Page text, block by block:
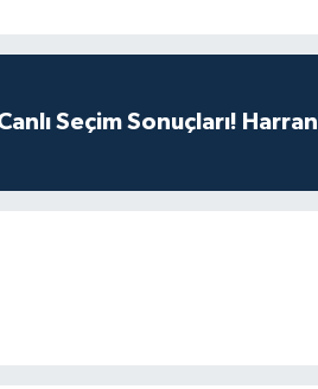
Seçim Sonuçları! Harran